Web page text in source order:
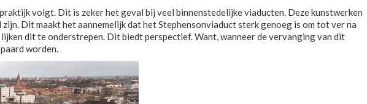
volgt. Dit is zeker het geval bij veel binnenstedelijke viaducten. Deze kunstwerken
Dit maakt het aannemelijk dat het Stephensonviaduct sterk genoeg is om tot ver na
dit te onderstrepen. Dit biedt perspectief. Want, wanneer de vervanging van dit
worden.